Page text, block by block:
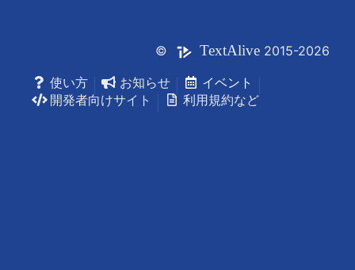
© TextAlive 2015-2026
使い方
お知らせ
イベント
開発者向けサイト
利用規約など